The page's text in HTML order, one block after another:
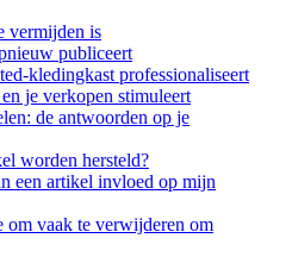
vermijden is
publiceert
kledingkast professionaliseert
je verkopen stimuleert
de antwoorden op je
worden hersteld?
een artikel invloed op mijn
om vaak te verwijderen om